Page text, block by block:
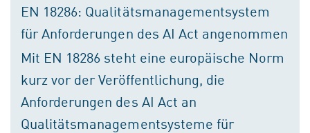
EN 18286: Qualitätsmanagementsystem
für Anforderungen des AI Act angenommen
Mit EN 18286 steht eine europäische Norm
kurz vor der Veröffentlichung, die
Anforderungen des AI Act an
Qualitätsmanagementsysteme für